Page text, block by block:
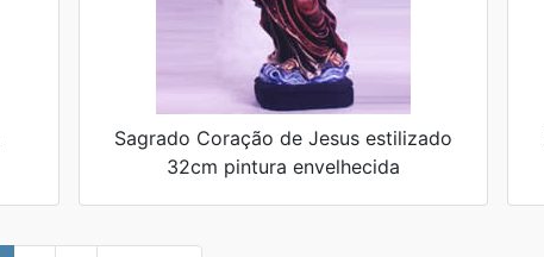
Sagrado Coração de Jesus estilizado
32cm pintura envelhecida